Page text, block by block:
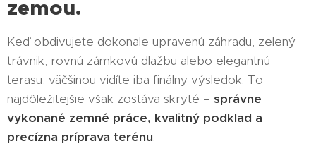
zemou.
Keď obdivujete dokonale upravenú záhradu, zelený
trávnik, rovnú zámkovú dlažbu alebo elegantnú
terasu, väčšinou vidíte iba finálny výsledok. To
najdôležitejšie však zostáva skryté – správne
vykonané zemné práce, kvalitný podklad a
precízna príprava terénu.